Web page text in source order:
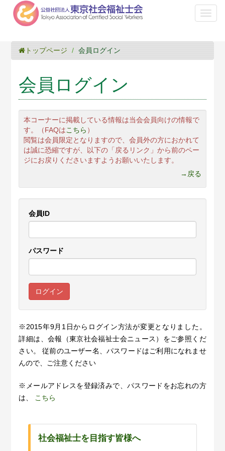
トップページ 会員ログイン
会員ログイン
本コーナーに掲載している情報は当会会員向けの情報で
す。（FAQはこちら ）
閲覧は会員限定となりますので、会員外の方におかれて
は誠に恐縮ですが、以下の「戻るリンク」から前のペー
ジにお戻りくださいますようお願いいたします。
→戻る
会員ID
パスワード
※2015年9月1日からログイン方法が変更となりました。
詳細は、会報（東京社会福祉士会ニュース）をご参照くだ
さい。 従前のユーザー名、パスワードはご利用になれませ
んので、ご注意ください
※メールアドレスを登録済みで、パスワードをお忘れの方
は、 こちら
社会福祉士を目指す皆様へ